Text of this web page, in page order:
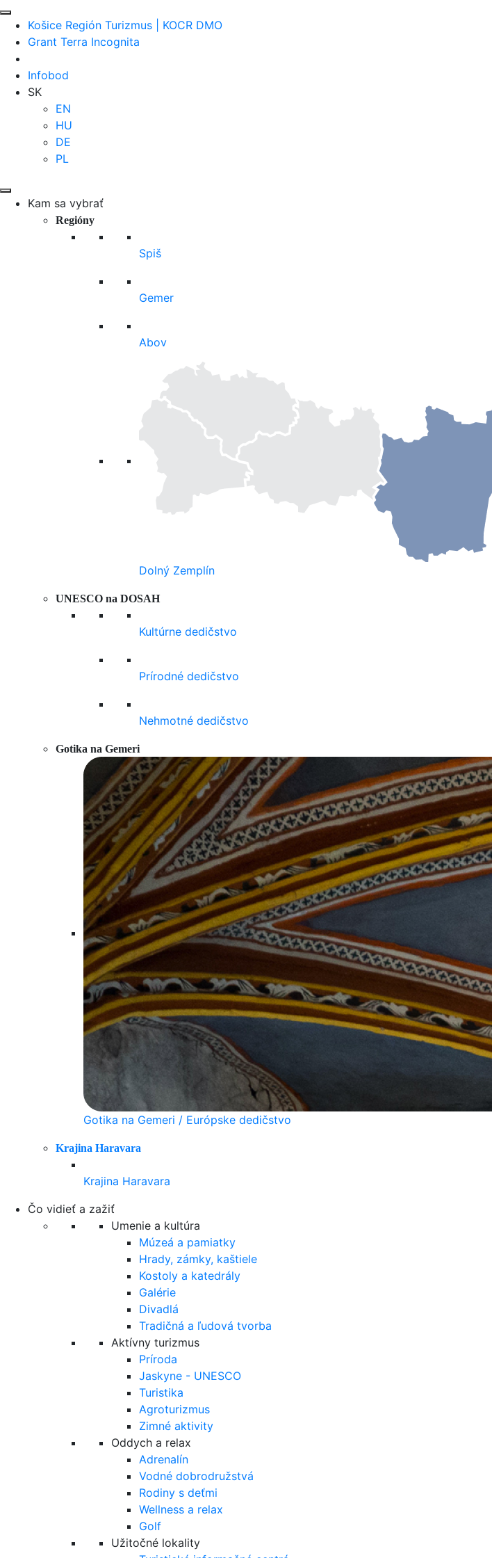
Košice Región Turizmus | KOCR DMO
Grant Terra Incognita
Infobod
SK
EN
HU
DE
PL
Kam sa vybrať
Regióny
Spiš
Gemer
Abov
Dolný Zemplín
UNESCO na DOSAH
Kultúrne dedičstvo
Prírodné dedičstvo
Nehmotné dedičstvo
Gotika na Gemeri
Gotika na Gemeri / Európske dedičstvo
Krajina Haravara
Krajina Haravara
Čo vidieť a zažiť
Umenie a kultúra
Múzeá a pamiatky
Hrady, zámky, kaštiele
Kostoly a katedrály
Galérie
Divadlá
Tradičná a ľudová tvorba
Aktívny turizmus
Príroda
Jaskyne - UNESCO
Turistika
Agroturizmus
Zimné aktivity
Oddych a relax
Adrenalín
Vodné dobrodružstvá
Rodiny s deťmi
Wellness a relax
Golf
Užitočné lokality